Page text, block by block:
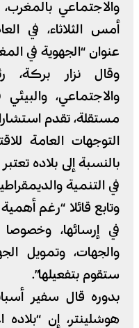
والاجتماعي
أمس الثلاثاء، في
عنوان “الجهوية في
وقال نزار بركة،
والاجتماعي،
مستقلة، تقدم
التوجهات العامة
بالنسبة إلى بلاده
في التنمية
وتابع قائلا “رغم
في إرسائها،
والجهات، وتمويل
ستقوم بتفعيلها”.
بدوره قال سفير